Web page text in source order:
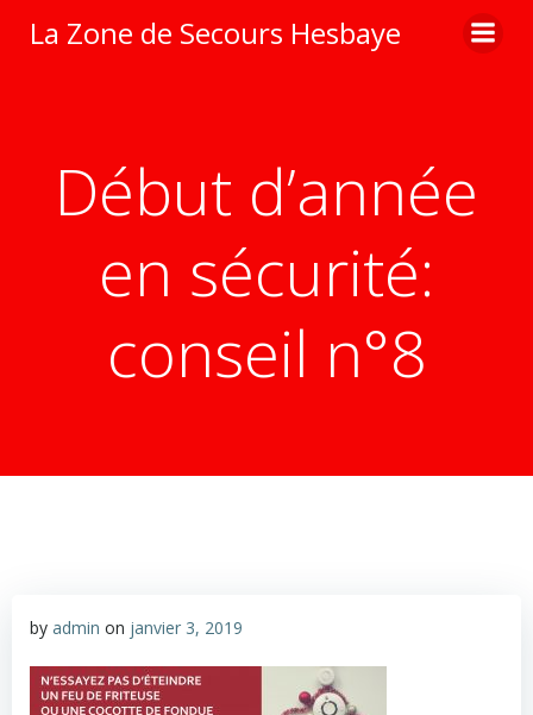
au
La Zone de Secours Hesbaye
Début d’année
en sécurité:
conseil n°8
by admin on janvier 3, 2019